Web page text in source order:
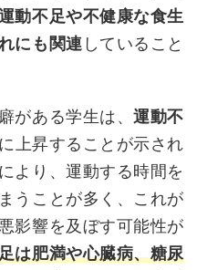
動不足や不健康な食生
にも関連 していること
がある学生は、運動不
に上昇することが示され
より、運動する時間を
うことが多く、これが
影響を及ぼす可能性が
は肥満や心臓病、糖尿